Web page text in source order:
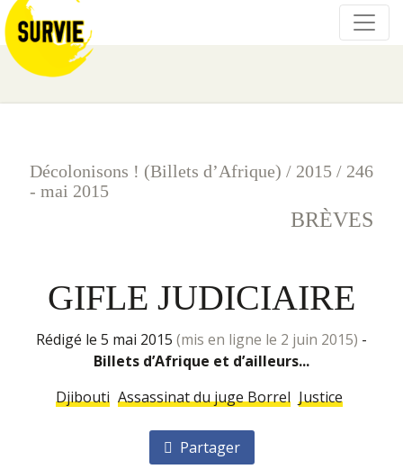
Décolonisons ! (Billets d’Afrique) / 2015 / 246
- mai 2015
BRÈVES
GIFLE JUDICIAIRE
rédigé le 5 mai 2015 (mis en ligne le 2 juin 2015) -
Billets d’Afrique et d’ailleurs...
Djibouti Assassinat du juge Borrel Justice
Partager